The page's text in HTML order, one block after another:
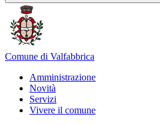
Comune di Valfabbrica
Amministrazione
Novità
Servizi
Vivere il comune